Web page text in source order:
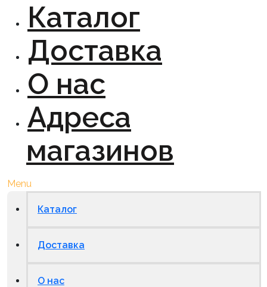
Каталог
Доставка
О нас
Адреса
магазинов
Menu
Каталог
Доставка
О нас